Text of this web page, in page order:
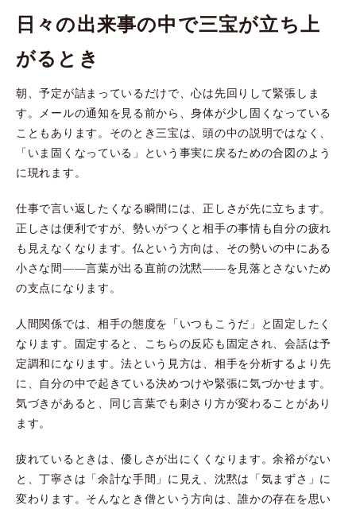
日々の出来事の中で三宝が立ち上
がるとき
朝、予定が詰まっているだけで、心は先回りして緊張しま
す。メールの通知を見る前から、身体が少し固くなっている
こともあります。そのとき三宝は、頭の中の説明ではなく、
「いま固くなっている」という事実に戻るための合図のよう
に現れます。
仕事で言い返したくなる瞬間には、正しさが先に立ちます。
正しさは便利ですが、勢いがつくと相手の事情も自分の疲れ
も見えなくなります。仏という方向は、その勢いの中にある
小さな間——言葉が出る直前の沈黙——を見落とさないため
の支点になります。
人間関係では、相手の態度を「いつもこうだ」と固定したく
なります。固定すると、こちらの反応も固定され、会話は予
定調和になります。法という見方は、相手を分析するより先
に、自分の中で起きている決めつけや緊張に気づかせます。
気づきがあると、同じ言葉でも刺さり方が変わることがあり
ます。
疲れているときは、優しさが出にくくなります。余裕がない
と、丁寧さは「余計な手間」に見え、沈黙は「気まずさ」に
変わります。そんなとき僧という方向は、誰かの存在を思い